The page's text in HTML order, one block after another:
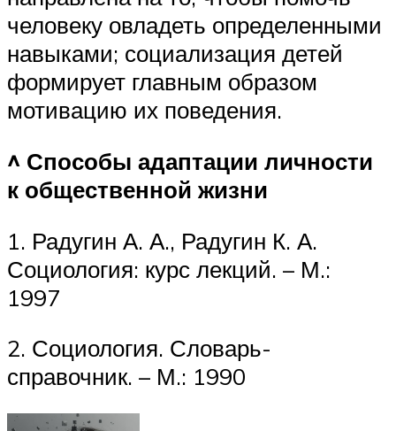
человеку овладеть определенными
навыками; социализация детей
формирует главным образом
мотивацию их поведения.
^ Способы адаптации личности
к общественной жизни
1. Радугин А. А., Радугин К. А.
Социология: курс лекций. – М.:
1997
2. Социология. Словарь-
справочник. – М.: 1990